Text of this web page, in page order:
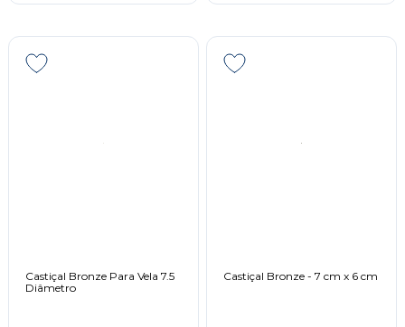
Castiçal Bronze Para Vela 7.5
Diâmetro
Castiçal Bronze - 7 cm x 6 cm